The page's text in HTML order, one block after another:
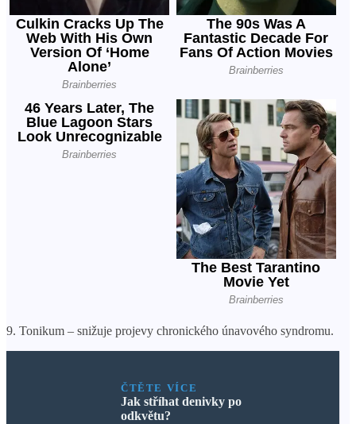
9. Tonikum – snižuje projevy chronického únavového syndromu.
ČTĚTE VÍCE
Jak stříhat denivky po
odkvětu?